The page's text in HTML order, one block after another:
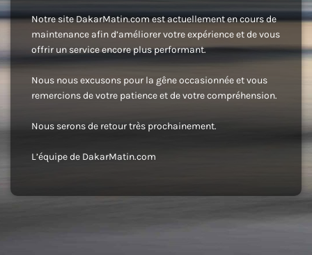
Notre site DakarMatin.com est actuellement en cours de
maintenance afin d’améliorer votre expérience et de vous
offrir un service encore plus performant.
Nous nous excusons pour la gêne occasionnée et vous
remercions de votre patience et de votre compréhension.
Nous serons de retour très prochainement.
L’équipe de DakarMatin.com